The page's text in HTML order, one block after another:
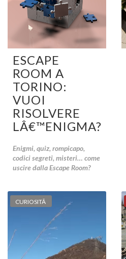
ESCAPE
ROOM A
TORINO:
VUOI
RISOLVERE
LÂ€™ENIGMA?
Enigmi, quiz, rompicapo,
codici segreti, misteri… come
uscire dalla Escape Room?
CURIOSITÃ